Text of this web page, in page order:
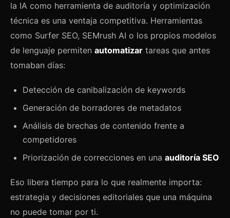
la IA como herramienta de auditoría y optimización
técnica es una ventaja competitiva. Herramientas
como Surfer SEO, SEMrush AI o los propios modelos
de lenguaje permiten automatizar tareas que antes
tomaban días:
Detección de canibalización de keywords
Generación de borradores de metadatos
Análisis de brechas de contenido frente a
competidores
Priorización de correcciones en una auditoría SEO
Eso libera tiempo para lo que realmente importa:
estrategia y decisiones editoriales que una máquina
no puede tomar por ti.